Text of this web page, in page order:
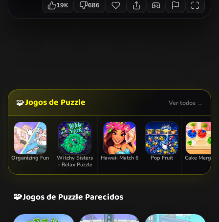
19K 686
🧩Jogos de Puzzle Ver todos →
Organizing Fun
Witchy Sisters
– Relax Puzzle
Hawaii Match 6 Pop Fruit Cake Merge 2
🧩Jogos de Puzzle Parecidos